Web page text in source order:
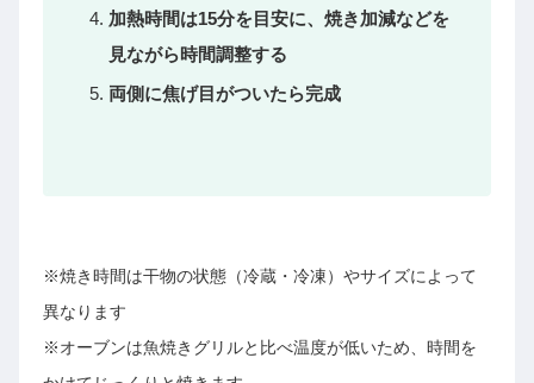
加熱時間は15分を目安に、焼き加減などを
見ながら時間調整する
両側に焦げ目がついたら完成
※焼き時間は干物の状態（冷蔵・冷凍）やサイズによって
異なります
※オーブンは魚焼きグリルと比べ温度が低いため、時間を